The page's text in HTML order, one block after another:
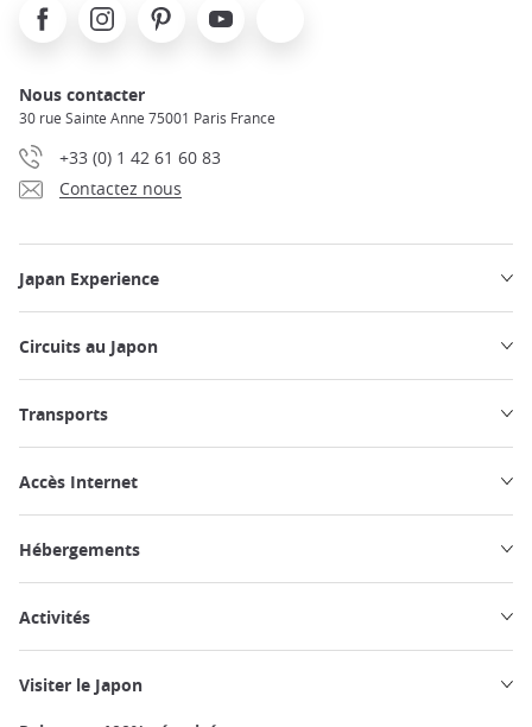
FacebookInstagramPinterest Youtube
Nous contacter
30 rue Sainte Anne 75001 Paris France
+33 (0) 1 42 61 60 83
Contactez nous
Japan Experience
Circuits au Japon
Transports
Accès Internet
Hébergements
Activités
Visiter le Japon